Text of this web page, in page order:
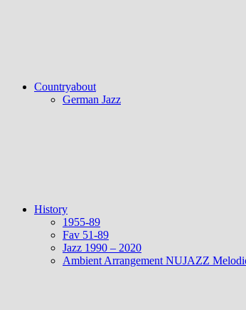
Countryabout
German Jazz
History
1955-89
Fav 51-89
Jazz 1990 – 2020
Ambient Arrangement NUJAZZ